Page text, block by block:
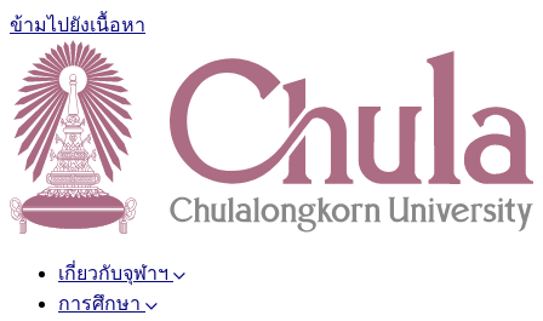
ข้ามไปยังเนื้อหา
เกี่ยวกับจุฬาฯ
การศึกษา